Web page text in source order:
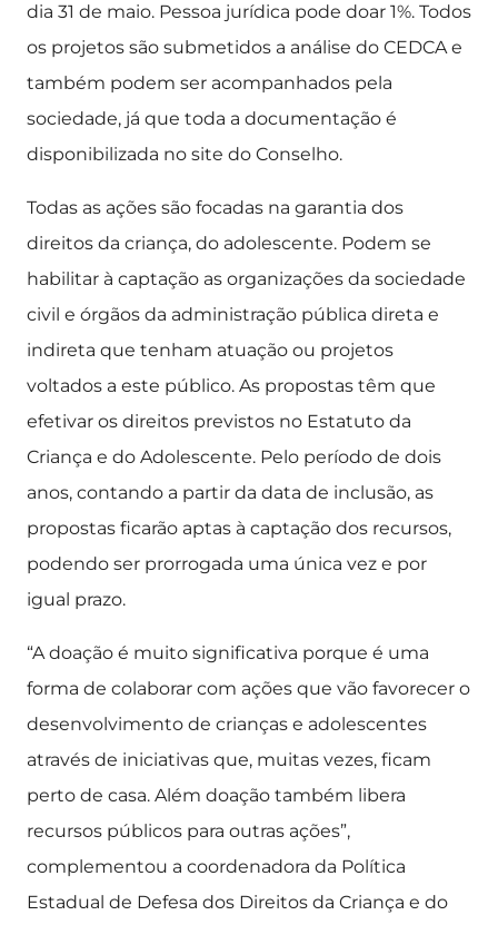
dia 31 de maio. Pessoa jurídica pode doar 1%. Todos
os projetos são submetidos a análise do CEDCA e
também podem ser acompanhados pela
sociedade, já que toda a documentação é
disponibilizada no site do Conselho.
Todas as ações são focadas na garantia dos
direitos da criança, do adolescente. Podem se
habilitar à captação as organizações da sociedade
civil e órgãos da administração pública direta e
indireta que tenham atuação ou projetos
voltados a este público. As propostas têm que
efetivar os direitos previstos no Estatuto da
Criança e do Adolescente. Pelo período de dois
anos, contando a partir da data de inclusão, as
propostas ficarão aptas à captação dos recursos,
podendo ser prorrogada uma única vez e por
igual prazo.
“A doação é muito significativa porque é uma
forma de colaborar com ações que vão favorecer o
desenvolvimento de crianças e adolescentes
através de iniciativas que, muitas vezes, ficam
perto de casa. Além doação também libera
recursos públicos para outras ações”,
complementou a coordenadora da Política
Estadual de Defesa dos Direitos da Criança e do